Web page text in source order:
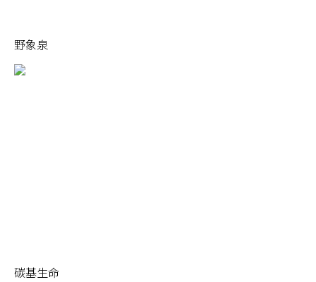
野象泉
碳基生命